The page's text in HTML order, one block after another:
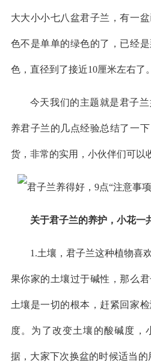
大大小小七八盆君子兰，有一
色不是单单的绿色的了，已经
色，直径到了接近10厘米左右了。
今天我们的主题就是君子
养君子兰的几点经验总结了一
货，非常的实用，小伙伴们可以
关于君子兰的养护，小花一
1.土壤，君子兰这种植物喜
果你家的土壤过于碱性，那么
土壤是一切的根本，赶紧回家
度。为了改变土壤的酸碱度，
据，大家下次换盆的时候适当